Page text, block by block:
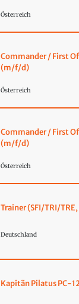
Österreich
Commander / First
(m/f/d)
Österreich
Commander / First
(m/f/d)
Österreich
Trainer (SFI/TRI/
Deutschland
Kapitän Pilatus PC-